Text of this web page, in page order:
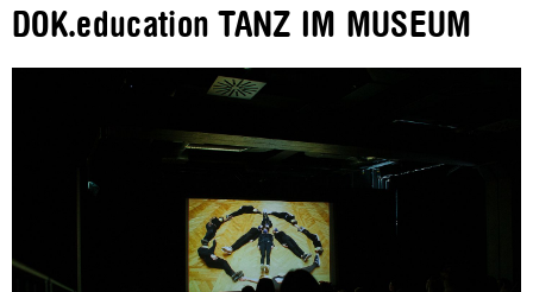
DOK.education TANZ IM MUSEUM